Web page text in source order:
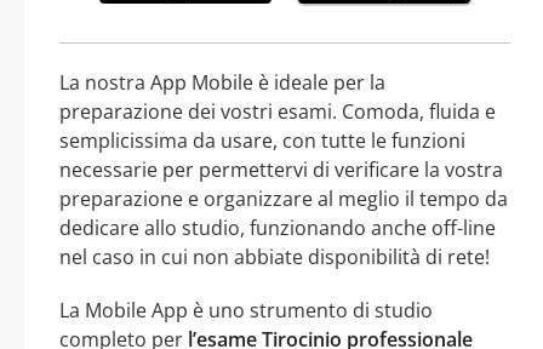
La nostra App Mobile è ideale per la
preparazione dei vostri esami. Comoda, fluida e
semplicissima da usare, con tutte le funzioni
necessarie per permettervi di verificare la vostra
preparazione e organizzare al meglio il tempo da
dedicare allo studio, funzionando anche off-line
nel caso in cui non abbiate disponibilità di rete!
La Mobile App è uno strumento di studio
completo per l’esame Tirocinio professionale